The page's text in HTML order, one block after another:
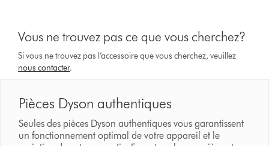
Vous ne trouvez pas ce que vous cherchez?
Si vous ne trouvez pas l’accessoire que vous cherchez, veuillez
nous contacter.
Pièces Dyson authentiques
Seules des pièces Dyson authentiques vous garantissent
un fonctionnement optimal de votre appareil et le